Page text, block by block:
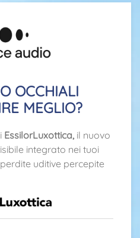
OCCHIALI
MEGLIO?
EssilorLuxottica, il nuovo
integrato nei tuoi
uditive percepite